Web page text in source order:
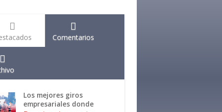
Comentarios
Los mejores giros
empresariales donde